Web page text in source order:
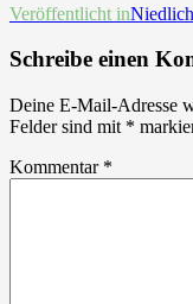
Beitrags-
Veröffentlicht in
Schreibe einen
Deine E-Mail-Adresse
Felder sind mit *
Kommentar *